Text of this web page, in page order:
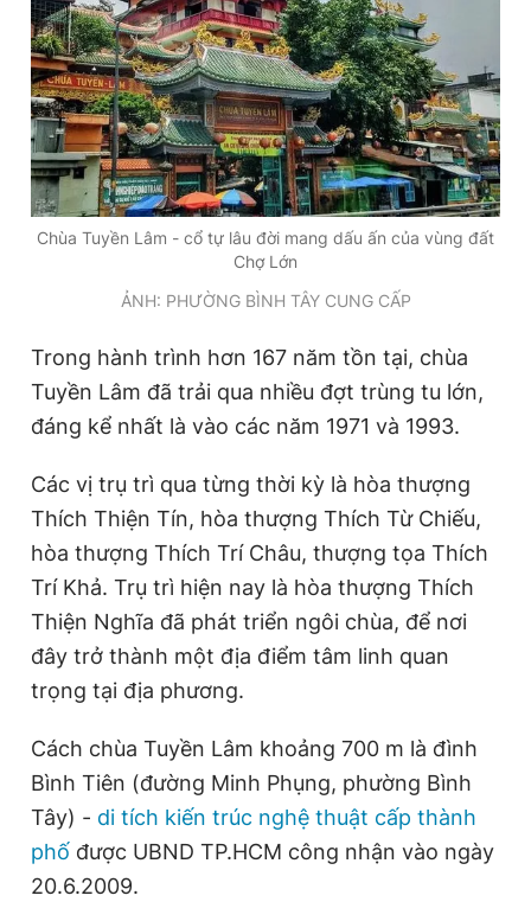
Chùa Tuyền Lâm - cổ tự lâu đời mang dấu ấn của vùng đất
Chợ Lớn
ẢNH: PHƯỜNG BÌNH TÂY CUNG CẤP
Trong hành trình hơn 167 năm tồn tại, chùa
Tuyền Lâm đã trải qua nhiều đợt trùng tu lớn,
đáng kể nhất là vào các năm 1971 và 1993.
Các vị trụ trì qua từng thời kỳ là hòa thượng
Thích Thiện Tín, hòa thượng Thích Từ Chiếu,
hòa thượng Thích Trí Châu, thượng tọa Thích
Trí Khả. Trụ trì hiện nay là hòa thượng Thích
Thiện Nghĩa đã phát triển ngôi chùa, để nơi
đây trở thành một địa điểm tâm linh quan
trọng tại địa phương.
Cách chùa Tuyền Lâm khoảng 700 m là đình
Bình Tiên (đường Minh Phụng, phường Bình
Tây) - di tích kiến trúc nghệ thuật cấp thành
phố được UBND TP.HCM công nhận vào ngày
20.6.2009.